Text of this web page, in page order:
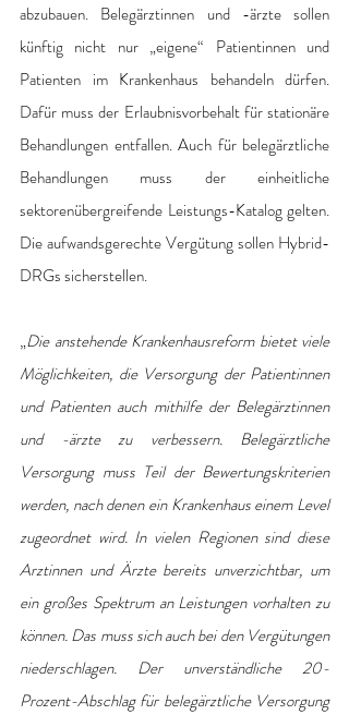
abzubauen. Belegärztinnen und -ärzte sollen
künftig nicht nur „eigene“ Patientinnen und
Patienten im Krankenhaus behandeln dürfen.
Dafür muss der Erlaubnisvorbehalt für stationäre
Behandlungen entfallen. Auch für belegärztliche
Behandlungen muss der einheitliche
sektorenübergreifende Leistungs-Katalog gelten.
Die aufwandsgerechte Vergütung sollen Hybrid-
DRGs sicherstellen.
„Die anstehende Krankenhausreform bietet viele
Möglichkeiten, die Versorgung der Patientinnen
und Patienten auch mithilfe der Belegärztinnen
und -ärzte zu verbessern. Belegärztliche
Versorgung muss Teil der Bewertungskriterien
werden, nach denen ein Krankenhaus einem Level
zugeordnet wird. In vielen Regionen sind diese
Arztinnen und Ärzte bereits unverzichtbar, um
ein großes Spektrum an Leistungen vorhalten zu
können. Das muss sich auch bei den Vergütungen
niederschlagen. Der unverständliche 20-
Prozent-Abschlag für belegärztliche Versorgung